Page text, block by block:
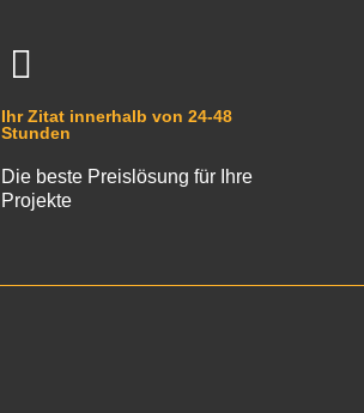
Ihr Zitat innerhalb von 24-48
Stunden
Die beste Preislösung für Ihre
Projekte